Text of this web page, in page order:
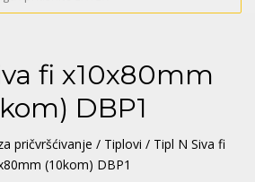
fi x10x80mm
DBP1
pričvršćivanje / Tiplovi / Tipl N Siva fi
(10kom) DBP1